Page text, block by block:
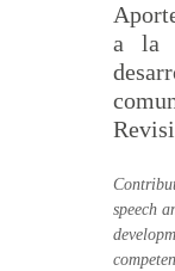
a la
speech